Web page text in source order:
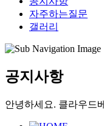
자주하는질문
갤러리
공지사항
안녕하세요. 클라우드